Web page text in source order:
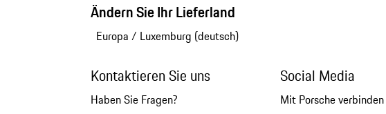
Ändern Sie Ihr Lieferland
Europa / Luxemburg (deutsch)
Kontaktieren Sie uns
Haben Sie Fragen?
Social Media
Mit Porsche verbinden